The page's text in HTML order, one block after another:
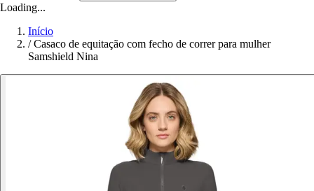
Loading...
Início
/ Casaco de equitação com fecho de correr para mulher
Samshield Nina